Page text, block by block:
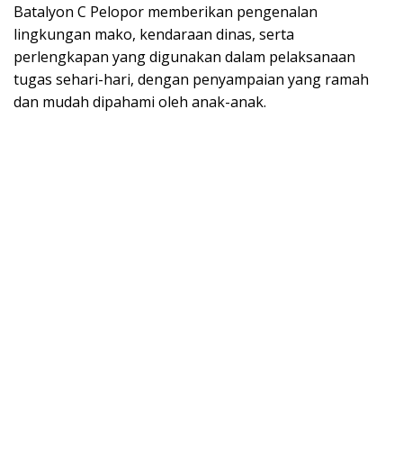
Batalyon C Pelopor memberikan pengenalan
lingkungan mako, kendaraan dinas, serta
perlengkapan yang digunakan dalam pelaksanaan
tugas sehari-hari, dengan penyampaian yang ramah
dan mudah dipahami oleh anak-anak.